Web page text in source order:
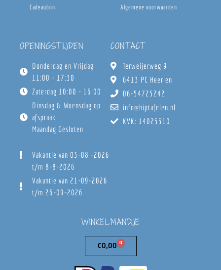
Cadeaubon Algemene voorwaarden
OPENINGSTIJDEN
Donderdag en Vrijdag
11:00 - 17:30
Zaterdag 10:00 - 16:00
Dinsdag & Woensdag op
afspraak
Maandag Gesloten
Vakantie van 03-08 -2026
t/m 8-8-2026
Vakantie van 21-09-2026
t/m 26-09-2026
CONTACT
Terweijerweg 9
6413 PC Heerlen
06-54725242
info@hiptafelen.nl
KVK: 14025310
WINKELMANDJE
€0,00 0